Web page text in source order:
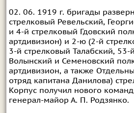
02. 06. 1919 г. бригады
стрелковый Ревельский,
и 4-й стрелковый Гдовский
артдивизион) и 2-ю (2-й
3-й стрелковый Талабский, 53-
Волынский и Семеновский
артдивизион, а также
отряд капитана Данилова)
Корпус получил нового
генерал-майор А. П. Родзянко.